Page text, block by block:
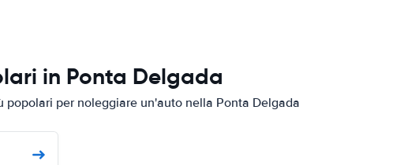
in Ponta Delgada
per noleggiare un'auto nella Ponta Delgada